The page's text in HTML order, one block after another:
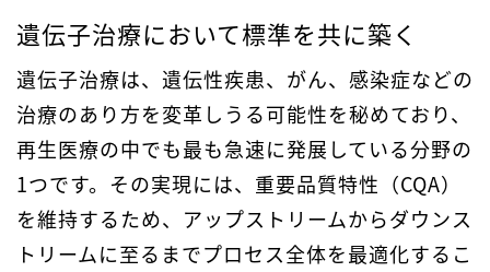
遺伝子治療において標準を共に築く
遺伝子治療は、遺伝性疾患、がん、感染症などの
治療のあり方を変革しうる可能性を秘めており、
再生医療の中でも最も急速に発展している分野の
1つです。その実現には、重要品質特性（CQA）
を維持するため、アップストリームからダウンス
トリームに至るまでプロセス全体を最適化するこ